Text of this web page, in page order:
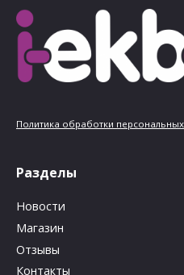
Политика обработки
Разделы
Новости
Магазин
Отзывы
Контакты